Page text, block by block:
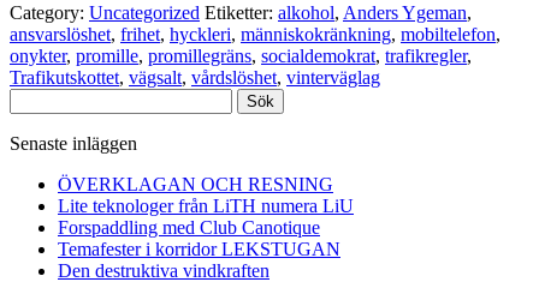
Category: Uncategorized Etiketter: alkohol, Anders Ygeman,
ansvarslöshet, frihet, hyckleri, människokränkning, mobiltelefon,
onykter, promille, promillegräns, socialdemokrat, trafikregler,
Trafikutskottet, vägsalt, vårdslöshet, vinterväglag
efter:
Senaste inläggen
ÖVERKLAGAN OCH RESNING
Lite teknologer från LiTH numera LiU
Forspaddling med Club Canotique
Temafester i korridor LEKSTUGAN
Den destruktiva vindkraften